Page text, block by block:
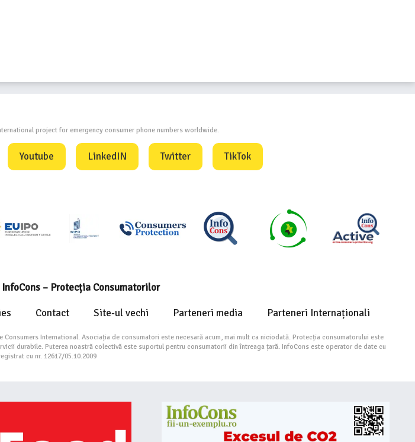
project for emergency consumer phone numbers worldwide.
Youtube LinkedIN Twitter TikTok
– Protecția Consumatorilor
Contact Site-ul vechi Parteneri media Parteneri Internaționali
International. Asociația de consumatori este necesară acum, mai mult ca niciodată. Protecția consumatorului este
durabile. Puterea noastră colectivă este suportul pentru consumatorii din întreaga țară. InfoCons este operator de date cu
cu nr. 12617/05.10.2009